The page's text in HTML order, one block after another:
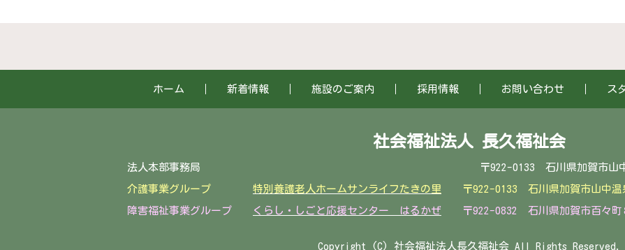
ホーム 新着情報 施設のご案内 採用情報 お問い合わせ ス
社会福祉法人 長久福祉会
法人本部事務局 〒922-0133 石川県加賀市山中温泉滝町リ
介護事業グループ 特別養護老人ホームサンライフたきの里 〒922-0133 石川県加賀市山中
障害福祉事業グループ くらし・しごと応援センター はるかぜ 〒922-0832 石川県加賀市百
Copyright (C) 社会福祉法人長久福祉会 All Rights Reserved.